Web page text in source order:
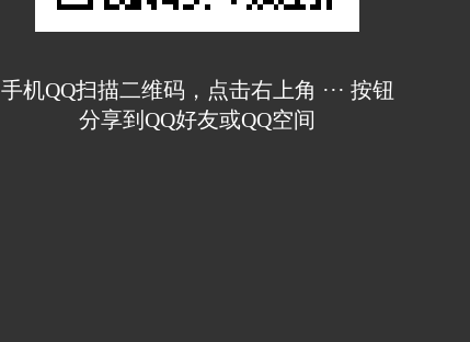
手机QQ扫描二维码，点击右上角 ··· 按钮
分享到QQ好友或QQ空间